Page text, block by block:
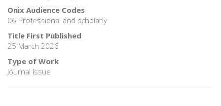
Onix Audience Codes
06 Professional and scholarly
Title First Published
25 March 2026
Type of Work
Journal Issue